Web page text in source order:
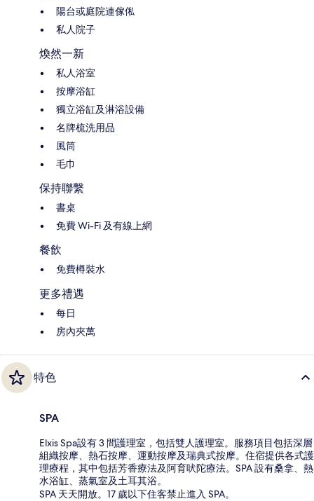
陽台或庭院連傢俬
私人院子
煥然一新
私人浴室
按摩浴缸
獨立浴缸及淋浴設備
名牌梳洗用品
風筒
毛巾
保持聯繫
書桌
免費 Wi-Fi 及有線上網
餐飲
免費樽裝水
更多禮遇
每日
房內夾萬
特色
SPA
Elxis Spa設有 3 間護理室，包括雙人護理室。服務項目包括深層
組織按摩、熱石按摩、運動按摩及瑞典式按摩。住宿提供各式護
理療程，其中包括芳香療法及阿育吠陀療法。SPA 設有桑拿、熱
水浴缸、蒸氣室及土耳其浴。
SPA 天天開放。17 歲以下住客禁止進入 SPA。